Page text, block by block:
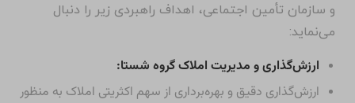
و سازمان تأمین اجتماعی، اهداف راهبردی زیر را دنبال
می‌نماید:
ارزش‌گذاری و مدیریت املاک گروه شستا:
ارزش‌گذاری دقیق و بهره‌برداری از سهم اکثریتی املاک به منظور